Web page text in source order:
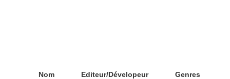
Nom Editeur/Dévelopeur Genres